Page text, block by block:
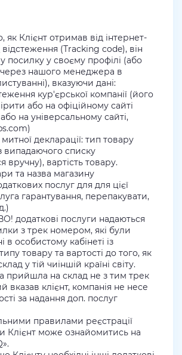
як Клієнт отримав від інтернет-
(Tracking code), він
посилку у своєму профілі (або
через нашого менеджера в
вказуючи дані:
кур'єрської компанії (його
або на офіційному сайті
на універсальному сайті,
митної декларації: тип товару
випадаючого списку
вручну), вартість товару.
та назва магазину
послуг для для цієї
гарантування, перепакувати,
додаткові послуги надаються
з трек номером, які були
в особистому кабінеті із
товару та вартості до того, як
у тій чиіншій країні світу.
прийшла на склад не з тим трек
вказав клієнт, компанія не несе
за надання доп. послуг
правилами реєстрації
Клієнт може ознайомитись на